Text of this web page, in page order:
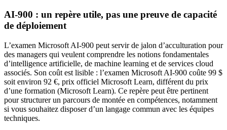
AI-900 : un repère utile, pas une preuve de capacité
de déploiement
L’examen Microsoft AI-900 peut servir de jalon d’acculturation pour
des managers qui veulent comprendre les notions fondamentales
d’intelligence artificielle, de machine learning et de services cloud
associés. Son coût est lisible : l’examen Microsoft AI-900 coûte 99 $
soit environ 92 €, prix officiel Microsoft Learn, différent du prix
d’une formation (Microsoft Learn). Ce repère peut être pertinent
pour structurer un parcours de montée en compétences, notamment
si vous souhaitez disposer d’un langage commun avec les équipes
techniques.